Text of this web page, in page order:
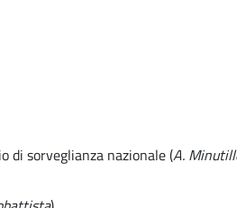
di sorveglianza nazionale (A.